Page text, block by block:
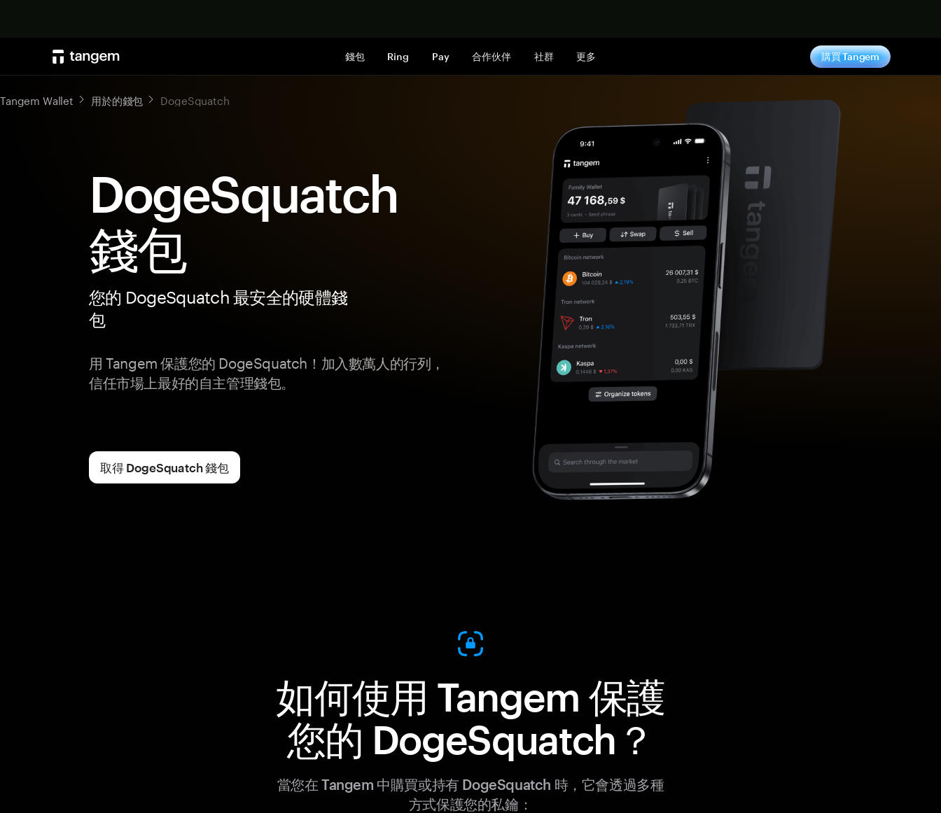
錢包 Ring Pay 合作伙伴 社群 更多 購買 Tangem
Tangem Wallet 用於的錢包 DogeSquatch
DogeSquatch
錢包
您的 DogeSquatch 最安全的硬體錢
包
用 Tangem 保護您的 DogeSquatch！加入數萬人的行列，
信任市場上最好的自主管理錢包。
取得 DogeSquatch 錢包
如何使用 Tangem 保護
您的 DogeSquatch？
當您在 Tangem 中購買或持有 DogeSquatch 時，它會透過多種
方式保護您的私鑰：